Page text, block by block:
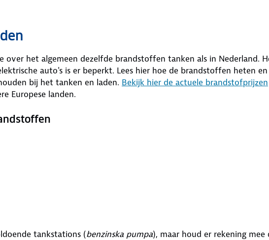
over het algemeen dezelfde brandstoffen tanken als in Nederland.
auto's is er beperkt. Lees hier hoe de brandstoffen heten
bij het tanken en laden. Bekijk hier de actuele brandstofprijzen
Europese landen.
tankstations (benzinska pumpa), maar houd er rekening mee